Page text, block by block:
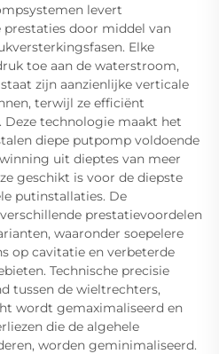
levert
door middel van
Elke
toe aan de waterstroom,
zijn aanzienlijke verticale
terwijl ze efficiënt
technologie maakt het
diepe putpomp voldoende
uit dieptes van meer
geschikt is voor de diepste
putinstallaties. De
prestatievoordelen
waaronder soepelere
op cavitatie en verbeterde
Technische precisie
tussen de wieltrechters,
wordt gemaximaliseerd en
die de algehele
worden geminimaliseerd.